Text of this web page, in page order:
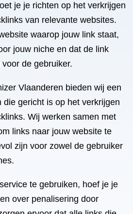
je je richten op het verkrijgen
van relevante websites.
waarop jouw link staat,
jouw niche en dat de link
de gebruiker.
Vlaanderen bieden wij een
die gericht is op het verkrijgen
Wij werken samen met
links naar jouw website te
zijn voor zowel de gebruiker
te gebruiken, hoef je je
over penalisering door